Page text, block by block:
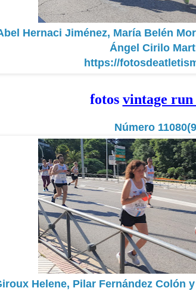
Hernaci Jiménez, María Belén
Ángel Cirilo
https://
fotos vintage run
Número
Helene, Pilar Fernández Colón